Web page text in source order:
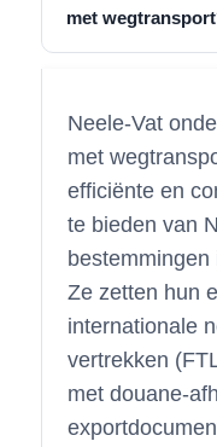
met
Neele-Vat
met
efficiënte en
te bieden van
Ze zetten hun
internationale
vertrekken
met douane-